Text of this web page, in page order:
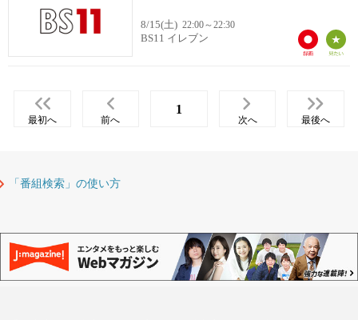
8/15(土) 22:00～22:30
BS11 イレブン
最初へ 前へ
1
次へ 最後へ
「番組検索」の使い方